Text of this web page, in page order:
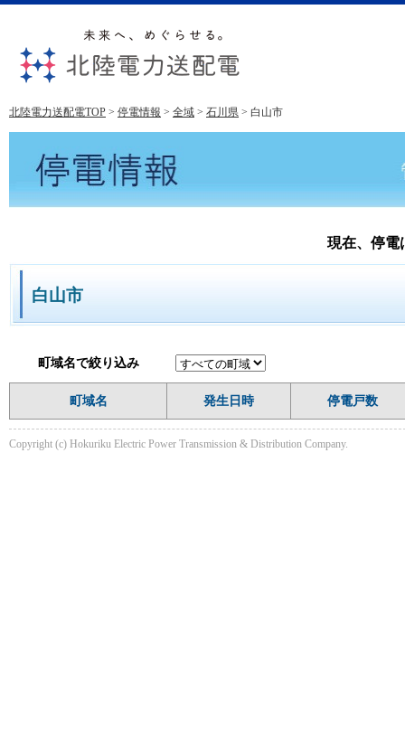
北陸電力送配電TOP > 停電情報 > 全域 > 石川県 > 白山市
現在、停電
白山市
町域名で絞り込み
町域名 発生日時 停電戸数
Copyright (c) Hokuriku Electric Power Transmission & Distribution Company.